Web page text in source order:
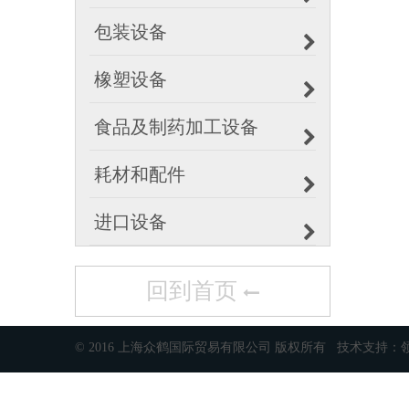
包装设备
橡塑设备
食品及制药加工设备
耗材和配件
进口设备
回到首页
© 2016 上海众鹤国际贸易有限公司 版权所有 技术支持：